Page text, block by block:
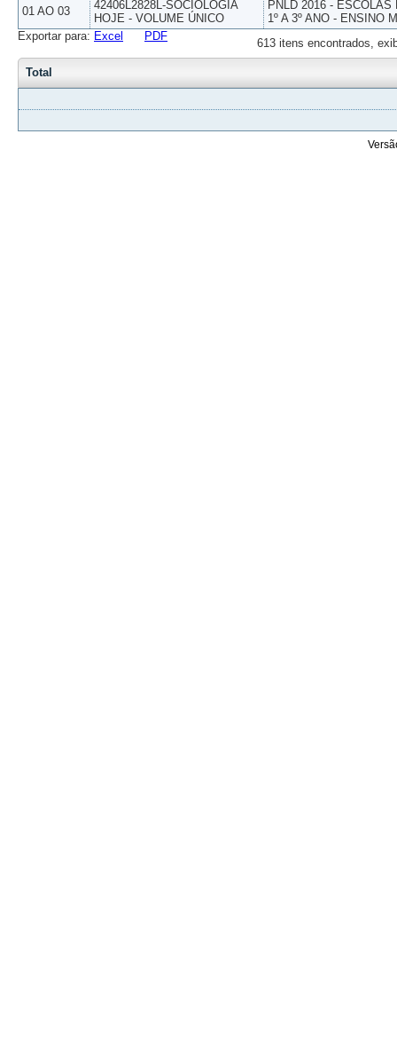
01 AO 03
42406L2828L-SOCIOLOGIA
HOJE - VOLUME ÚNICO
PNLD 2016 -
1º A 3º ANO - ENSINO
613 itens encontrados,
Exportar para: Excel PDF
Total